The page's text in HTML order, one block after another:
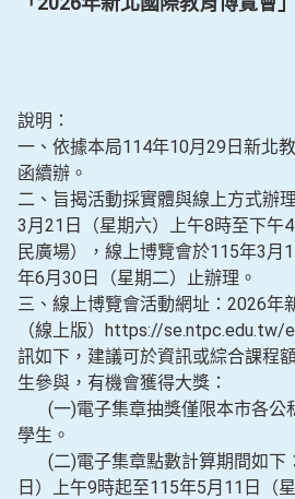
說明：
一、依據本局114年10月29日新北
函續辦。
二、旨揭活動採實體與線上方式辦
3月21日（星期六）上午8時至下午
民廣場），線上博覽會於115年3月
年6月30日（星期二）止辦理。
三、線上博覽會活動網址：2026年
（線上版）https://se.ntpc.edu.tw/
訊如下，建議可於資訊或綜合課程
生參與，有機會獲得大獎：
(一)電子集章抽獎僅限本市各公
學生。
(二)電子集章點數計算期間如下
日）上午9時起至115年5月11日（